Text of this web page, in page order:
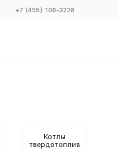
+7 (495) 108-3228
Котлы
твердотоплив